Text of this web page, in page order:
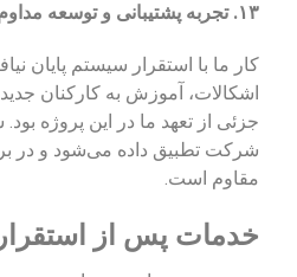
۱۳. تجربه پشتیبانی و توسعه مداوم پس از استقرار
کار ما با استقرار سیستم پایان
اشکالات، آموزش به کارکنان
جزئی از تعهد ما در این پروژه بود.
شرکت تطبیق داده می‌شود و در
مقاوم است.
خدمات پس از